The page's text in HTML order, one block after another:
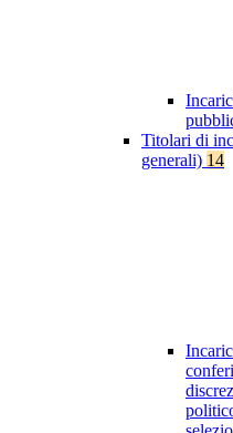
Titolari di
generali) 14